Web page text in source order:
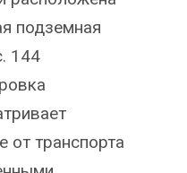
подземная
144
от транспорта